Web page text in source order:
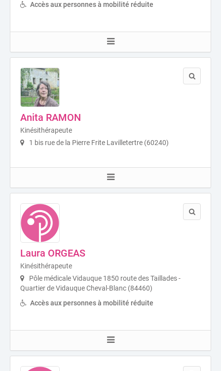
Accès aux personnes à mobilité réduite
Anita RAMON
Kinésithérapeute
1 bis rue de la Pierre Frite Lavilletertre (60240)
Laura ORGEAS
Kinésithérapeute
Pôle médicale Vidauque 1850 route des Taillades -
Quartier de Vidauque Cheval-Blanc (84460)
Accès aux personnes à mobilité réduite